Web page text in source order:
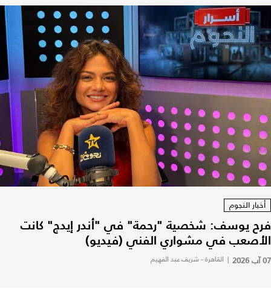
النجوم
يوسف: شخصية "رحمة" في "أندر إيدج" كانت
في مشواري الفني (فيديو)
| القاهرة - شريف عبد الفهيم